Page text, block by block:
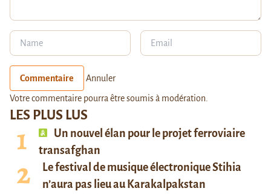
LES PLUS LUS
Un nouvel élan pour le projet ferroviaire
transafghan
Le festival de musique électronique Stihia
n’aura pas lieu au Karakalpakstan
Commentaire Annuler
Votre commentaire pourra être soumis à modération.